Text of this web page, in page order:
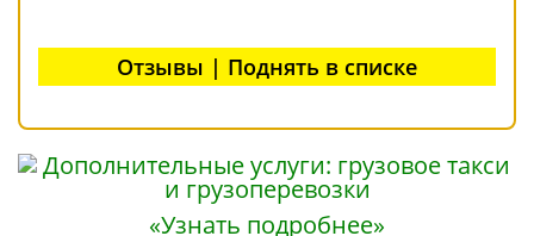
Отзывы | Поднять в списке
«Узнать подробнее»